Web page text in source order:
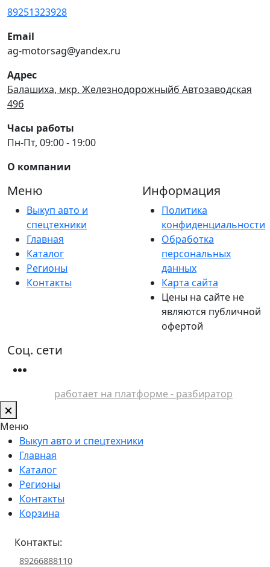
89251323928
Email
ag-motorsag@yandex.ru
Адрес
Балашиха, мкр. Железнодорожныйб Автозаводская
49б
Часы работы
Пн-Пт, 09:00 - 19:00
О компании
Меню
Выкуп авто и
спецтехники
Главная
Каталог
Регионы
Контакты
Информация
Политика
конфиденциальности
Обработка
персональных
данных
Карта сайта
Цены на сайте не
являются публичной
офертой
Соц. сети
работает на платформе - разбиратор
Меню
Выкуп авто и спецтехники
Главная
Каталог
Регионы
Контакты
Корзина
Контакты:
89266888110